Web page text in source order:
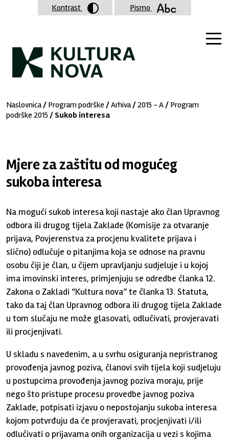
Naslovnica/ Program podrške /Arhiva/2015 - A/ Program
podrške 2015/ Sukob interesa
Mjere za zaštitu od mogućeg
sukoba interesa
Na mogući sukob interesa koji nastaje ako član Upravnog
odbora ili drugog tijela Zaklade (Komisije za otvaranje
prijava, Povjerenstva za procjenu kvalitete prijava i
slično) odlučuje o pitanjima koja se odnose na pravnu
osobu čiji je član, u čijem upravljanju sudjeluje i u kojoj
ima imovinski interes, primjenjuju se odredbe članka 12.
Zakona o Zakladi “Kultura nova” te članka 13. Statuta,
tako da taj član Upravnog odbora ili drugog tijela Zaklade
u tom slučaju ne može glasovati, odlučivati, provjeravati
ili procjenjivati.
U skladu s navedenim, a u svrhu osiguranja nepristranog
provođenja javnog poziva, članovi svih tijela koji sudjeluju
u postupcima provođenja javnog poziva moraju, prije
nego što pristupe procesu provedbe javnog poziva
Zaklade, potpisati izjavu o nepostojanju sukoba interesa
kojom potvrđuju da će provjeravati, procjenjivati i/ili
odlučivati o prijavama onih organizacija u vezi s kojima
Kontrast Pismo